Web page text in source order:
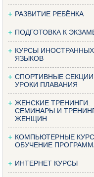
РАЗВИТИЕ РЕБЁНКА
ПОДГОТОВКА К
КУРСЫ ИНОСТРАННЫХ
ЯЗЫКОВ
СПОРТИВНЫЕ СЕКЦИИ,
УРОКИ ПЛАВАНИЯ
ЖЕНСКИЕ ТРЕНИНГИ.
СЕМИНАРЫ И
ЖЕНЩИН
КОМПЬЮТЕРНЫЕ
ОБУЧЕНИЕ
ИНТЕРНЕТ КУРСЫ